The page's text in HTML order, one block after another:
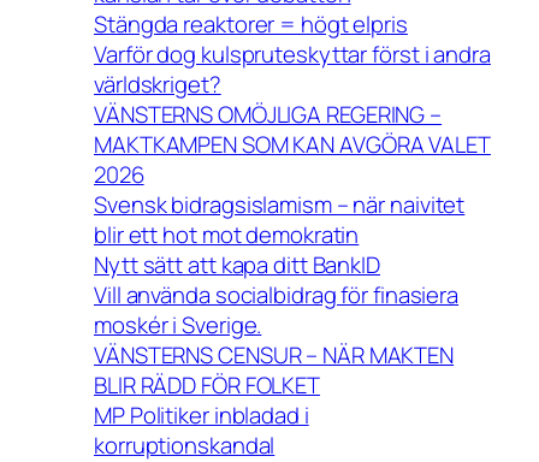
Stängda reaktorer = högt elpris
Varför dog kulspruteskyttar först i andra
världskriget?
VÄNSTERNS OMÖJLIGA REGERING –
MAKTKAMPEN SOM KAN AVGÖRA VALET
2026
Svensk bidragsislamism – när naivitet
blir ett hot mot demokratin
Nytt sätt att kapa ditt BankID
Vill använda socialbidrag för finasiera
moskér i Sverige.
VÄNSTERNS CENSUR – NÄR MAKTEN
BLIR RÄDD FÖR FOLKET
MP Politiker inbladad i
korruptionskandal